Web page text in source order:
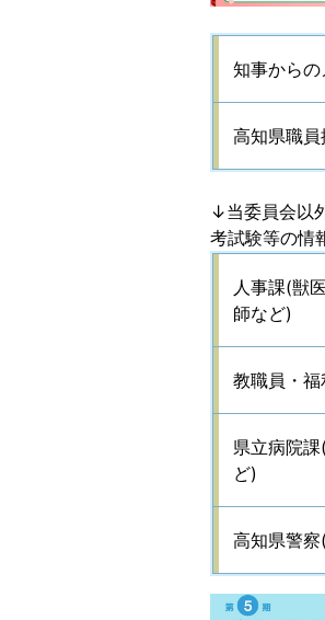
知事から
高知県職員
↓当委員会以
考試験等の情
人事課(獣
師など)
教職員・
県立病院
ど)
高知県警